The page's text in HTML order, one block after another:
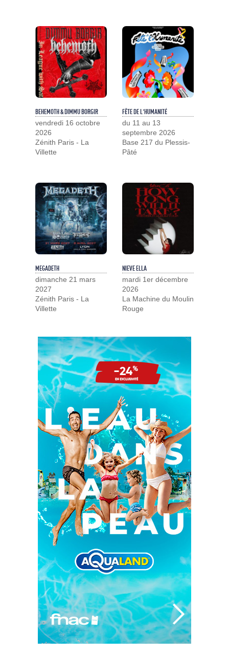
BEHEMOTH & DIMMU BORGIR
vendredi 16 octobre
2026
Zénith Paris - La
Villette
FÊTE DE L'HUMANITÉ
du 11 au 13
septembre 2026
Base 217 du Plessis-
Pâté
MEGADETH
dimanche 21 mars
2027
Zénith Paris - La
Villette
NIEVE ELLA
mardi 1er décembre
2026
La Machine du Moulin
Rouge